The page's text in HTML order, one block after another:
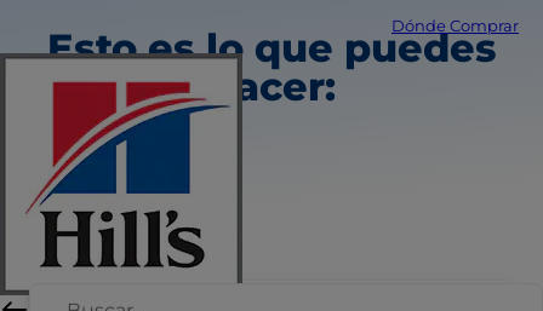
Dónde Comprar
Esto es lo que puedes
hacer: